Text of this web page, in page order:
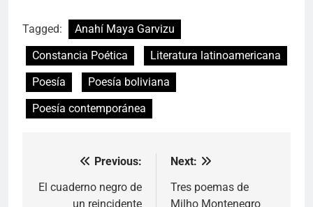
Tagged:
Anahí Maya Garvizu
Constancia Poética
Literatura latinoamericana
Poesía
Poesía boliviana
Poesía contemporánea
Navegación
de
Previous:
El cuaderno negro de
un reincidente
Next:
Tres poemas de
Milho Montenegro